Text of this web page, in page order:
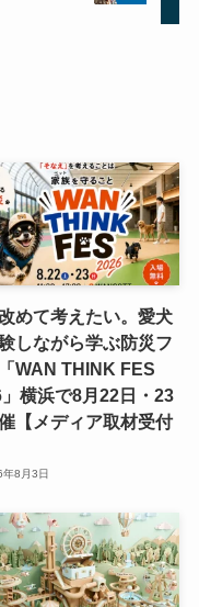
めて考えたい。愛犬
しながら学ぶ防災フ
WAN THINK FES
横浜で8月22日・23
【メディア取材受付
8月3日